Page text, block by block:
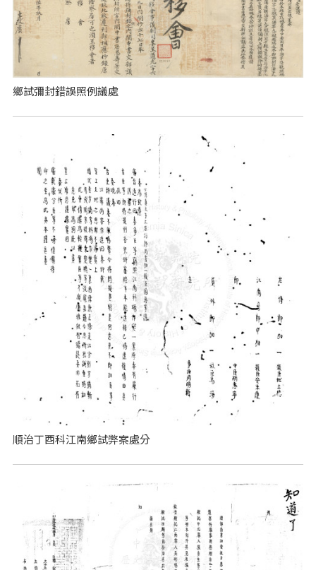
鄉試彌封錯誤照例議處
順治丁酉科江南鄉試弊案處分